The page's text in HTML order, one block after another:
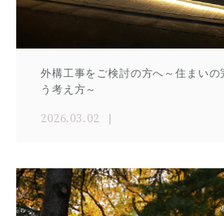
外構工事をご検討の方へ～住まい
う考え方～
2026.03.02